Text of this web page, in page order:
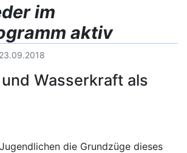
im
aktiv
23.09.2018
Wasserkraft als
die Grundzüge dieses